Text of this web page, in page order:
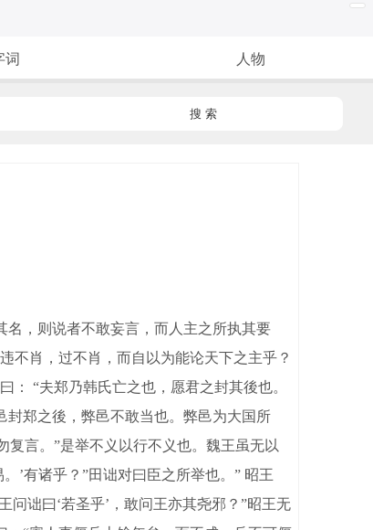
词 人物
搜 索
，则说者不敢妄言，而人主之所执其要
不肖，过不肖，而自以为能论天下之主乎？
“夫郑乃韩氏亡之也，愿君之封其後也。
封郑之後，弊邑不敢当也。弊邑为大国所
言。”是举不义以行不义也。魏王虽无以
’有诸乎？”田诎对曰臣之所举也。” 昭王
诎曰‘若圣乎’，敢问王亦其尧邪？”昭王无